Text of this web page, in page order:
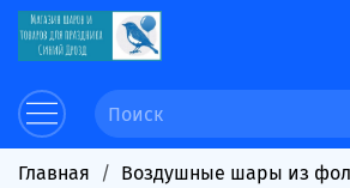
Главная Воздушные шары из